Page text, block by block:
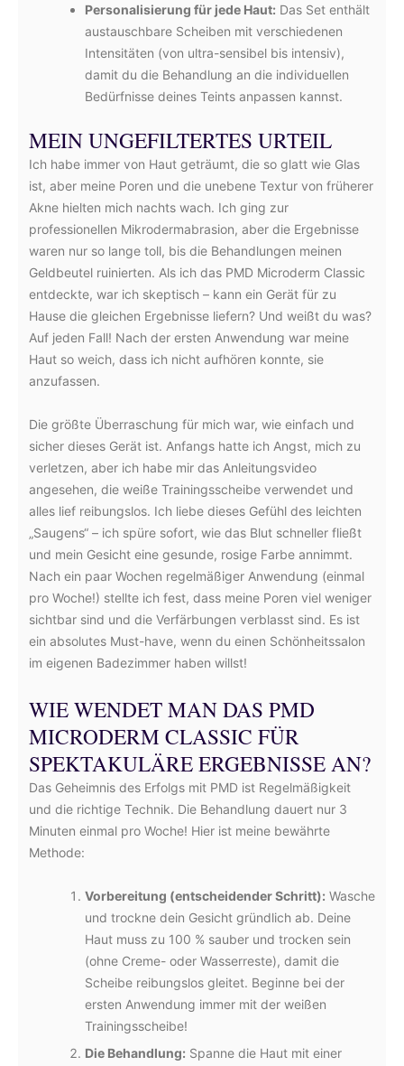
Personalisierung für jede Haut: Das Set enthält
austauschbare Scheiben mit verschiedenen
Intensitäten (von ultra-sensibel bis intensiv),
damit du die Behandlung an die individuellen
Bedürfnisse deines Teints anpassen kannst.
MEIN UNGEFILTERTES URTEIL
Ich habe immer von Haut geträumt, die so glatt wie Glas
ist, aber meine Poren und die unebene Textur von früherer
Akne hielten mich nachts wach. Ich ging zur
professionellen Mikrodermabrasion, aber die Ergebnisse
waren nur so lange toll, bis die Behandlungen meinen
Geldbeutel ruinierten. Als ich das PMD Microderm Classic
entdeckte, war ich skeptisch – kann ein Gerät für zu
Hause die gleichen Ergebnisse liefern? Und weißt du was?
Auf jeden Fall! Nach der ersten Anwendung war meine
Haut so weich, dass ich nicht aufhören konnte, sie
anzufassen.
Die größte Überraschung für mich war, wie einfach und
sicher dieses Gerät ist. Anfangs hatte ich Angst, mich zu
verletzen, aber ich habe mir das Anleitungsvideo
angesehen, die weiße Trainingsscheibe verwendet und
alles lief reibungslos. Ich liebe dieses Gefühl des leichten
„Saugens“ – ich spüre sofort, wie das Blut schneller fließt
und mein Gesicht eine gesunde, rosige Farbe annimmt.
Nach ein paar Wochen regelmäßiger Anwendung (einmal
pro Woche!) stellte ich fest, dass meine Poren viel weniger
sichtbar sind und die Verfärbungen verblasst sind. Es ist
ein absolutes Must-have, wenn du einen Schönheitssalon
im eigenen Badezimmer haben willst!
WIE WENDET MAN DAS PMD
MICRODERM CLASSIC FÜR
SPEKTAKULÄRE ERGEBNISSE AN?
Das Geheimnis des Erfolgs mit PMD ist Regelmäßigkeit
und die richtige Technik. Die Behandlung dauert nur 3
Minuten einmal pro Woche! Hier ist meine bewährte
Methode:
Vorbereitung (entscheidender Schritt): Wasche
und trockne dein Gesicht gründlich ab. Deine
Haut muss zu 100 % sauber und trocken sein
(ohne Creme- oder Wasserreste), damit die
Scheibe reibungslos gleitet. Beginne bei der
ersten Anwendung immer mit der weißen
Trainingsscheibe!
Die Behandlung: Spanne die Haut mit einer